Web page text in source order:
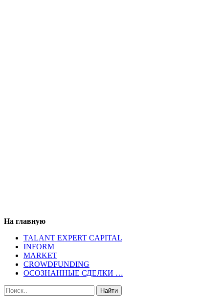
На главную
TALANT EXPERT CAPITAL
INFORM
MARKET
CROWDFUNDING
ОСОЗНАННЫЕ СДЕЛКИ …